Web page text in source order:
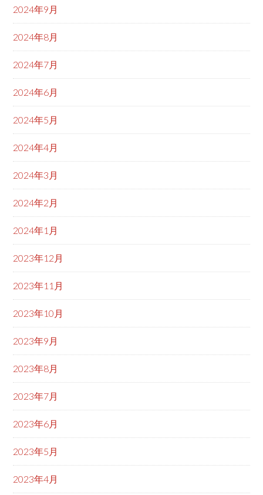
2024年9月
2024年8月
2024年7月
2024年6月
2024年5月
2024年4月
2024年3月
2024年2月
2024年1月
2023年12月
2023年11月
2023年10月
2023年9月
2023年8月
2023年7月
2023年6月
2023年5月
2023年4月